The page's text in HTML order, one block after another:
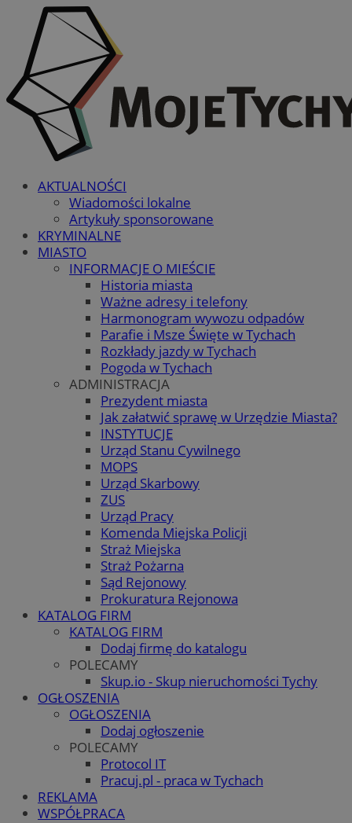
AKTUALNOŚCI
Wiadomości lokalne
Artykuły sponsorowane
KRYMINALNE
MIASTO
INFORMACJE O MIEŚCIE
Historia miasta
Ważne adresy i telefony
Harmonogram wywozu odpadów
Parafie i Msze Święte w Tychach
Rozkłady jazdy w Tychach
Pogoda w Tychach
ADMINISTRACJA
Prezydent miasta
Jak załatwić sprawę w Urzędzie Miasta?
INSTYTUCJE
Urząd Stanu Cywilnego
MOPS
Urząd Skarbowy
ZUS
Urząd Pracy
Komenda Miejska Policji
Straż Miejska
Straż Pożarna
Sąd Rejonowy
Prokuratura Rejonowa
KATALOG FIRM
KATALOG FIRM
Dodaj firmę do katalogu
POLECAMY
Skup.io - Skup nieruchomości Tychy
OGŁOSZENIA
OGŁOSZENIA
Dodaj ogłoszenie
POLECAMY
Protocol IT
Pracuj.pl - praca w Tychach
REKLAMA
WSPÓŁPRACA